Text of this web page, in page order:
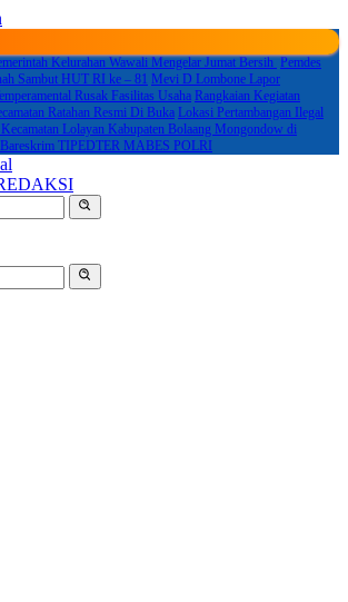
Kelurahan Wawali Mengelar Jumat Bersih Pemdes
Sambut HUT RI ke – 81 Mevi D Lombone Lapor
Rusak Fasilitas Usaha Rangkaian Kegiatan
Ratahan Resmi Di Buka Lokasi Pertambangan Ilegal
Lolayan Kabupaten Bolaang Mongondow di
TIPEDTER MABES POLRI